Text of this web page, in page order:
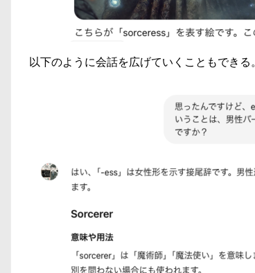
以下のように会話を広げていくこともできる。